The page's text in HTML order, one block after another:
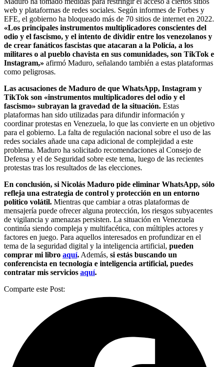
web y plataformas de redes sociales. Según informes de Forbes y
EFE, el gobierno ha bloqueado más de 70 sitios de internet en 2022.
«Los principales instrumentos multiplicadores conscientes del
odio y el fascismo, y el intento de dividir entre los venezolanos y
de crear fanáticos fascistas que atacaran a la Policía, a los
militares o al pueblo chavista en sus comunidades, son TikTok e
Instagram,» afirmó Maduro, señalando también a estas plataformas
como peligrosas.
Las acusaciones de Maduro de que WhatsApp, Instagram y
TikTok son «instrumentos multiplicadores del odio y el
fascismo» subrayan la gravedad de la situación. Estas
plataformas han sido utilizadas para difundir información y
coordinar protestas en Venezuela, lo que las convierte en un objetivo
para el gobierno. La falta de regulación nacional sobre el uso de las
redes sociales añade una capa adicional de complejidad a este
problema. Maduro ha solicitado recomendaciones al Consejo de
Defensa y el de Seguridad sobre este tema, luego de las recientes
protestas tras los resultados de las elecciones.
En conclusión, si Nicolás Maduro pide eliminar WhatsApp, sólo
refleja una estrategia de control y protección en un entorno
político volátil. Mientras que cambiar a otras plataformas de
mensajería puede ofrecer alguna protección, los riesgos subyacentes
de vigilancia y amenazas persisten. La situación en Venezuela
continúa siendo compleja y multifacética, con múltiples actores y
factores en juego. Para aquellos interesados en profundizar en el
tema de la seguridad digital y la inteligencia artificial, pueden
comprar mi libro aquí. Además, si estás buscando un
conferencista en tecnología e inteligencia artificial, puedes
contratar mis servicios aquí.
Comparte este Post: